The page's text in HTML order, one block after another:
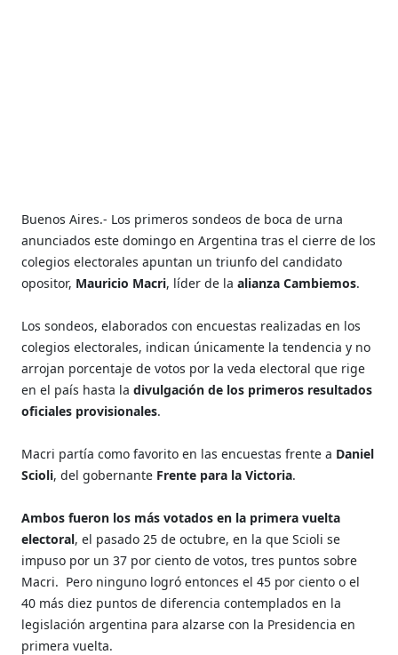
Buenos Aires.- Los primeros sondeos de boca de urna
anunciados este domingo en Argentina tras el cierre de los
colegios electorales apuntan un triunfo del candidato
opositor, Mauricio Macri, líder de laalianza Cambiemos.
Los sondeos, elaborados con encuestas realizadas en los
colegios electorales, indican únicamente la tendencia y no
arrojan porcentaje de votos por la veda electoral que rige
en el país hasta ladivulgación de los primeros resultados
oficiales provisionales.
Macri partía como favorito en las encuestas frente a Daniel
Scioli, del gobernante Frente para la Victoria.
Ambos fueron los más votados en la primera vuelta
electoral, el pasado 25 de octubre, en la que Scioli se
impuso por un 37 por ciento de votos, tres puntos sobre
Macri. Pero ninguno logró entonces el 45 por ciento o el
40 más diez puntos de diferencia contemplados en la
legislación argentina para alzarse con la Presidencia en
primera vuelta.